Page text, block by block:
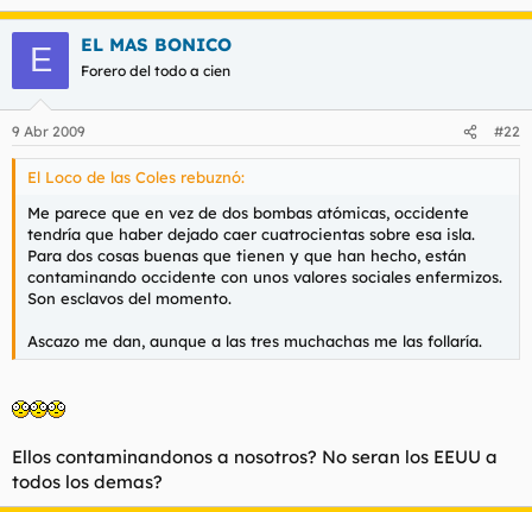
E EL MAS BONICO
Forero del todo a cien
9 Abr 2009 #22
El Loco de las Coles rebuznó:
Me parece que en vez de dos bombas atómicas, occidente
tendría que haber dejado caer cuatrocientas sobre esa isla.
Para dos cosas buenas que tienen y que han hecho, están
contaminando occidente con unos valores sociales enfermizos.
Son esclavos del momento.
Ascazo me dan, aunque a las tres muchachas me las follaría.
Ellos contaminandonos a nosotros? No seran los EEUU a
todos los demas?